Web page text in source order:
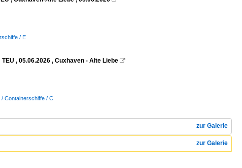
/ E
, 05.06.2026 , Cuxhaven - Alte Liebe 
/ Containerschiffe / C
zur Galerie
zur Galerie